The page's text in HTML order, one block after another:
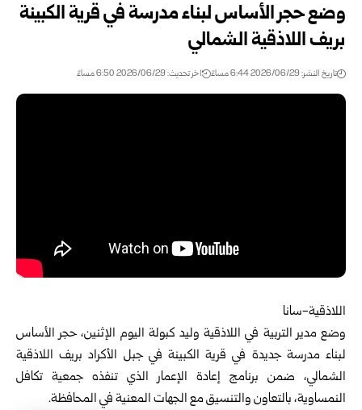
وضع حجر الأساس لبناء مدرسة في قرية الكبينة
بريف اللاذقية الشمالي
تاريخ النشر: 2026/06/29 6:44 مساءً اخر تحديث: 2026/06/29 6:50 مساءً
اللاذقية-سانا
وضع مدير التربية في اللاذقيةوليد كبولة اليوم الإثنين، حجر الأساس
لبناء مدرسة جديدة في قرية الكبينة في جبل الأكراد بريف اللاذقية
الشمالي، ضمن برنامج إعادة الإعمار الذي تنفذه جمعية تكافل
النمساوية، بالتعاون والتنسيق مع الجهات المعنية في المحافظة.